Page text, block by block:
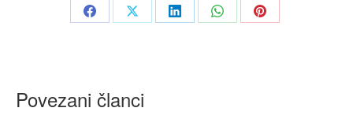
Share Share Share Share Share
Povezani članci